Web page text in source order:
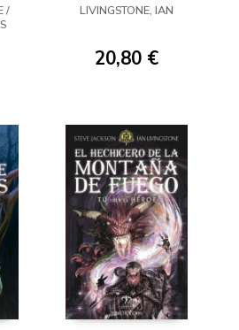
/
GIGANTES
LIVINGSTONE, IAN
20,80 €